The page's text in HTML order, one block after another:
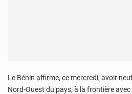
Le Bénin affirme, ce mercredi, avoir
Nord-Ouest du pays, à la frontière